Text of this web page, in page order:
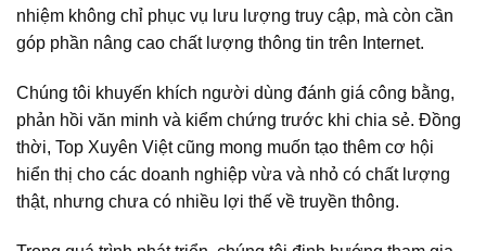
nhiệm không chỉ phục vụ lưu lượng truy cập, mà còn cần
góp phần nâng cao chất lượng thông tin trên Internet.
Chúng tôi khuyến khích người dùng đánh giá công bằng,
phản hồi văn minh và kiểm chứng trước khi chia sẻ. Đồng
thời, Top Xuyên Việt cũng mong muốn tạo thêm cơ hội
hiển thị cho các doanh nghiệp vừa và nhỏ có chất lượng
thật, nhưng chưa có nhiều lợi thế về truyền thông.